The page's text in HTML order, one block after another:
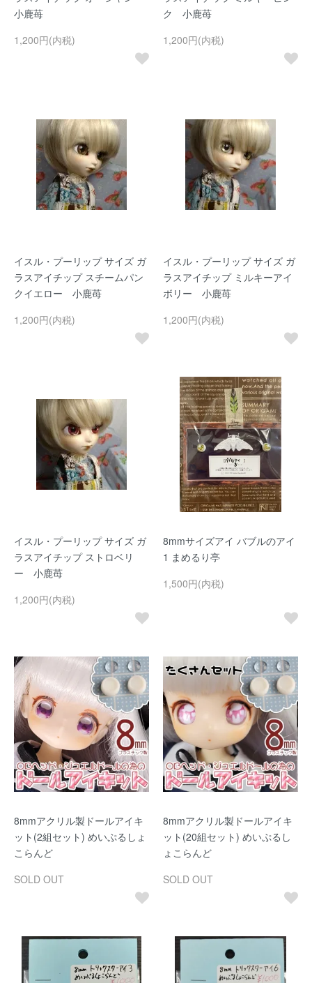
小鹿苺
1,200円(内税)
ク 小鹿苺
1,200円(内税)
イスル・プーリップ サイズ ガ
ラスアイチップ スチームパン
クイエロー 小鹿苺
1,200円(内税)
イスル・プーリップ サイズ ガ
ラスアイチップ ミルキーアイ
ボリー 小鹿苺
1,200円(内税)
イスル・プーリップ サイズ ガ
ラスアイチップ ストロベリ
ー 小鹿苺
1,200円(内税)
8mmサイズアイ バブルのアイ
1 まめるり亭
1,500円(内税)
8mmアクリル製ドールアイキ
ット(2組セット) めいぷるしょ
こらんど
SOLD OUT
8mmアクリル製ドールアイキ
ット(20組セット) めいぷるし
ょこらんど
SOLD OUT